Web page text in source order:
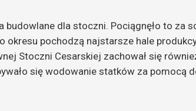
budowlane dla stoczni. Pociągnęło to za
okresu pochodzą najstarsze hale
Stoczni Cesarskiej zachował się
się wodowanie statków za pomocą